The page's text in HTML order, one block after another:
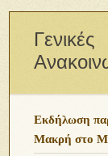
Γενικές
Εκδήλωση
Μακρή στο